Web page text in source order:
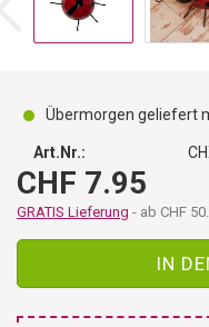
Übermorgen geliefert
Art.Nr.:
CHF 7.95
GRATIS Lieferung - ab CHF
IN